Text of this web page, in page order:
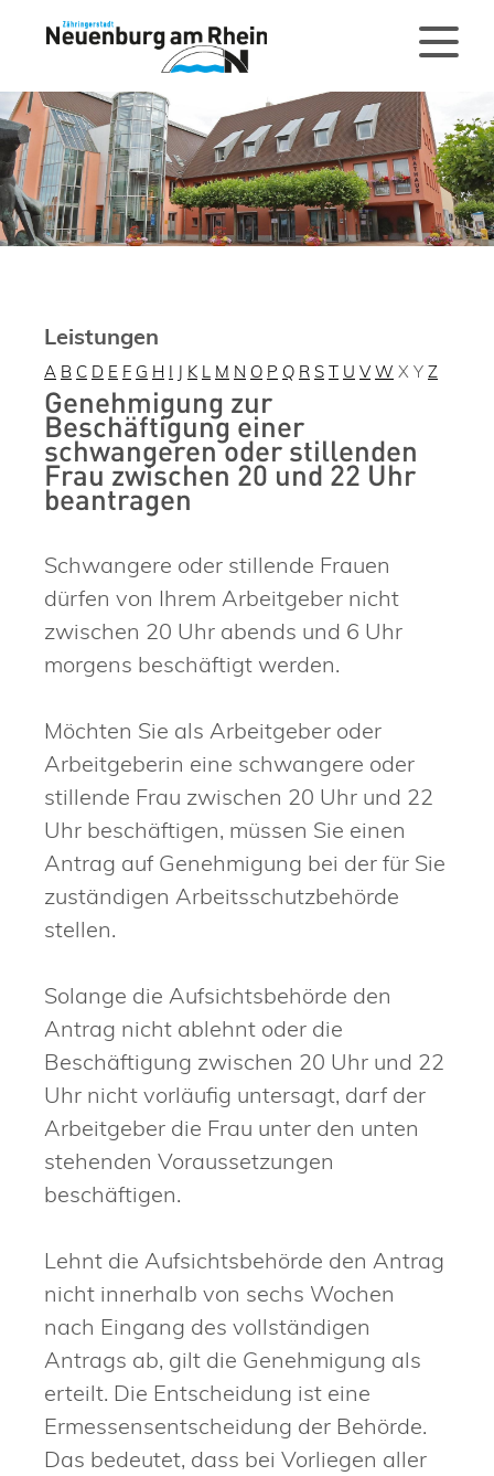
Leistungen
A B C D E F G H I J K L M N O P Q R S T U V W X Y Z
Genehmigung zur
Beschäftigung einer
schwangeren oder stillenden
Frau zwischen 20 und 22 Uhr
beantragen
Schwangere oder stillende Frauen
dürfen von Ihrem Arbeitgeber nicht
zwischen 20 Uhr abends und 6 Uhr
morgens beschäftigt werden.
Möchten Sie als Arbeitgeber oder
Arbeitgeberin eine schwangere oder
stillende Frau zwischen 20 Uhr und 22
Uhr beschäftigen, müssen Sie einen
Antrag auf Genehmigung bei der für Sie
zuständigen Arbeitsschutzbehörde
stellen.
Solange die Aufsichtsbehörde den
Antrag nicht ablehnt oder die
Beschäftigung zwischen 20 Uhr und 22
Uhr nicht vorläufig untersagt, darf der
Arbeitgeber die Frau unter den unten
stehenden Voraussetzungen
beschäftigen.
Lehnt die Aufsichtsbehörde den Antrag
nicht innerhalb von sechs Wochen
nach Eingang des vollständigen
Antrags ab, gilt die Genehmigung als
erteilt. Die Entscheidung ist eine
Ermessensentscheidung der Behörde.
Das bedeutet, dass bei Vorliegen aller